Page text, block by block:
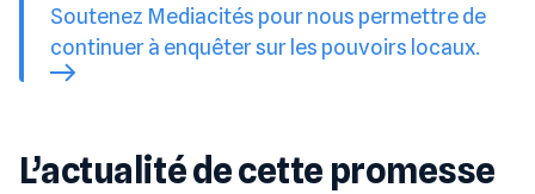
Soutenez Mediacités pour nous permettre de
continuer à enquêter sur les pouvoirs locaux.
L’actualité de cette promesse